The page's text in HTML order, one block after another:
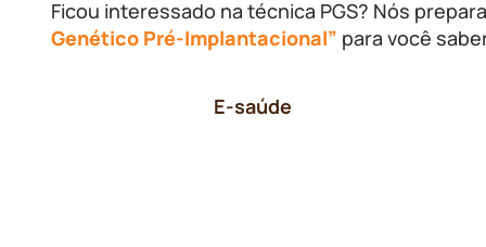
Ficou interessado na técnica PGS? Nós
Genético Pré-Implantacional” para você
E-saúde